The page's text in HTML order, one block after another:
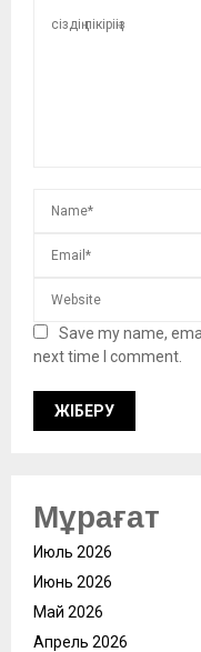
Save my name,
next time I comment.
Мұрағат
Июль 2026
Июнь 2026
Май 2026
Апрель 2026